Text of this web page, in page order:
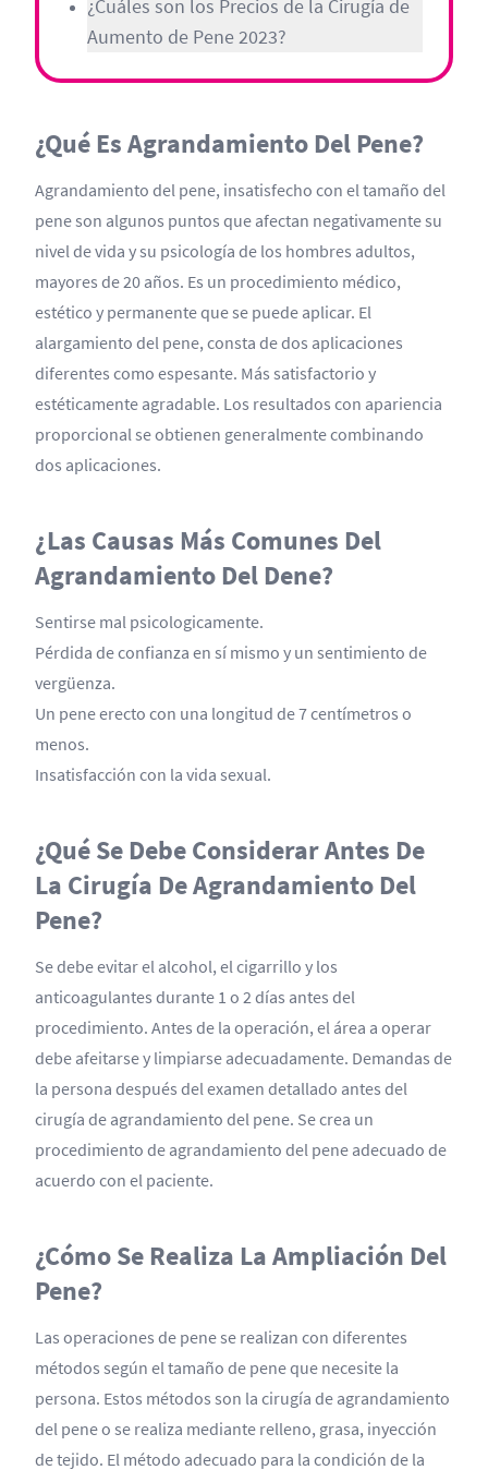
¿Cuáles son los Precios de la Cirugía de
Aumento de Pene 2023?
¿Qué Es Agrandamiento Del Pene?
Agrandamiento del pene, insatisfecho con el tamaño del
pene son algunos puntos que afectan negativamente su
nivel de vida y su psicología de los hombres adultos,
mayores de 20 años. Es un procedimiento médico,
estético y permanente que se puede aplicar. El
alargamiento del pene, consta de dos aplicaciones
diferentes como espesante. Más satisfactorio y
estéticamente agradable. Los resultados con apariencia
proporcional se obtienen generalmente combinando
dos aplicaciones.
¿Las Causas Más Comunes Del
Agrandamiento Del Dene?
Sentirse mal psicologicamente.
Pérdida de confianza en sí mismo y un sentimiento de
vergüenza.
Un pene erecto con una longitud de 7 centímetros o
menos.
Insatisfacción con la vida sexual.
¿Qué Se Debe Considerar Antes De
La Cirugía De Agrandamiento Del
Pene?
Se debe evitar el alcohol, el cigarrillo y los
anticoagulantes durante 1 o 2 días antes del
procedimiento. Antes de la operación, el área a operar
debe afeitarse y limpiarse adecuadamente. Demandas de
la persona después del examen detallado antes del
cirugía de agrandamiento del pene. Se crea un
procedimiento de agrandamiento del pene adecuado de
acuerdo con el paciente.
¿Cómo Se Realiza La Ampliación Del
Pene?
Las operaciones de pene se realizan con diferentes
métodos según el tamaño de pene que necesite la
persona. Estos métodos son la cirugía de agrandamiento
del pene o se realiza mediante relleno, grasa, inyección
de tejido. El método adecuado para la condición de la